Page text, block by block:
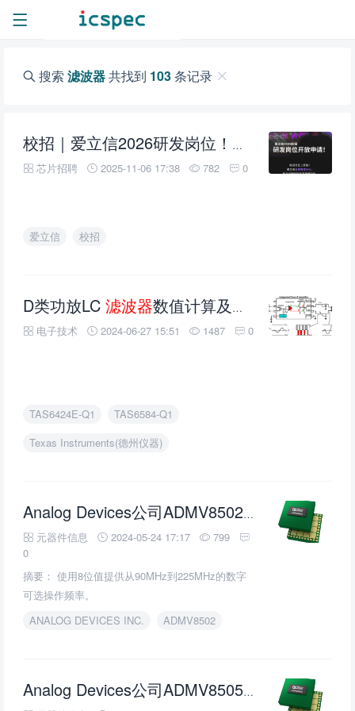
搜索 滤波器共找到 103条记录
校招｜爱立信2026研发岗位！（射频嵌入式/
芯片招聘 2025-11-06 17:38 782 0
爱立信 校招
D类功放LC 滤波器数值计算及选型指导
电子技术 2024-06-27 15:51 1487 0
TAS6424E-Q1
TAS6584-Q1
Texas Instruments(德州仪器)
Analog Devices公司ADMV8502数字可调谐带通
元器件信息 2024-05-24 17:17
799
0
摘要： 使用8位值提供从90MHz到225MHz的数字
可选操作频率。
ANALOG DEVICES INC.
ADMV8502
Analog Devices公司ADMV8505数字可调带通